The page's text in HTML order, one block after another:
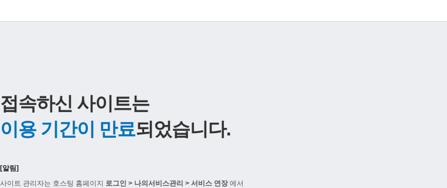
접속하신 사이트는
이용 기간이 만료되었습니다.
[알림]
사이트 관리자는 호스팅 홈페이지 로그인 > 나의서비스관리 > 서비스 연장에서